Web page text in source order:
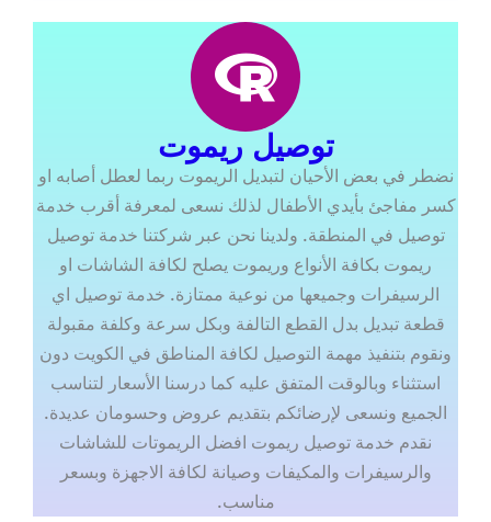
توصيل ريموت
نضطر في بعض الأحيان لتبديل الريموت ربما لعطل أصابه او
كسر مفاجئ بأيدي الأطفال لذلك نسعى لمعرفة أقرب خدمة
توصيل في المنطقة. ولدينا نحن عبر شركتنا خدمة توصيل
ريموت بكافة الأنواع وريموت يصلح لكافة الشاشات او
الرسيفرات وجميعها من نوعية ممتازة. خدمة توصيل اي
قطعة تبديل بدل القطع التالفة وبكل سرعة وكلفة مقبولة
ونقوم بتنفيذ مهمة التوصيل لكافة المناطق في الكويت دون
استثناء وبالوقت المتفق عليه كما درسنا الأسعار لتناسب
الجميع ونسعى لإرضائكم بتقديم عروض وحسومان عديدة.
نقدم خدمة توصيل ريموت افضل الريموتات للشاشات
والرسيفرات والمكيفات وصيانة لكافة الاجهزة وبسعر
مناسب.